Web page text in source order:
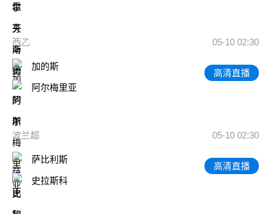
西乙 05-10 02:30
加的斯
阿尔梅里亚
高清直播
波兰超 05-10 02:30
萨比利斯
史拉斯科
高清直播